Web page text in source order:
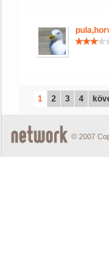
1 2 3 4
© 2007